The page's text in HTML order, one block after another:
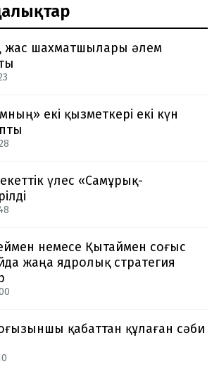
жас шахматшылары әлем
екі қызметкері екі күн
үлес «Самұрық-
немесе Қытаймен соғыс
жаңа ядролық стратегия
қабаттан құлаған сәби